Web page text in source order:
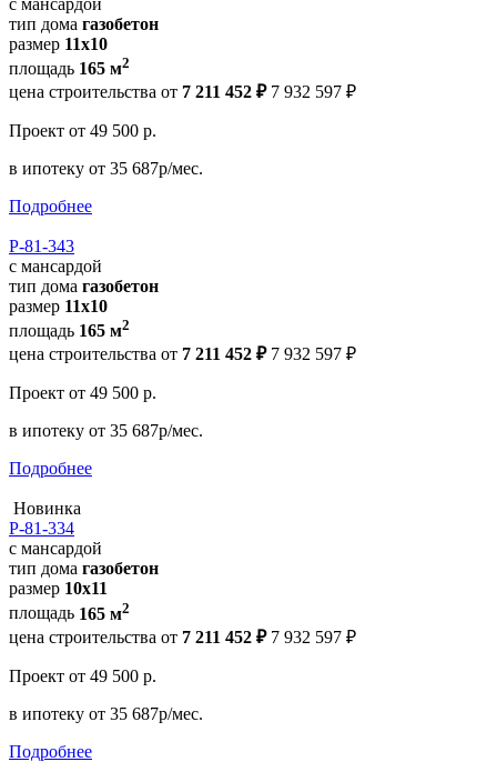
тип дома газобетон
размер 11x10
площадь 165 м2
цена строительства от 7 211 452 ₽ 7 932 597 ₽
Проект от 49 500 р.
в ипотеку от 35 687р/мес.
Подробнее
Р-81-343
с мансардой
тип дома газобетон
размер 11x10
площадь 165 м2
цена строительства от 7 211 452 ₽ 7 932 597 ₽
Проект от 49 500 р.
в ипотеку от 35 687р/мес.
Подробнее
Новинка
Р-81-334
с мансардой
тип дома газобетон
размер 10x11
площадь 165 м2
цена строительства от 7 211 452 ₽ 7 932 597 ₽
Проект от 49 500 р.
в ипотеку от 35 687р/мес.
Подробнее